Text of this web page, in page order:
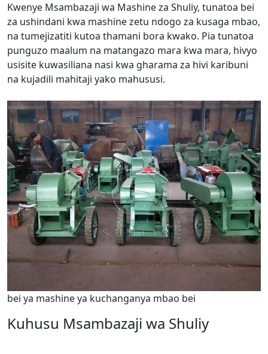
Kwenye Msambazaji wa Mashine za Shuliy, tunatoa bei
za ushindani kwa mashine zetu ndogo za kusaga mbao,
na tumejizatiti kutoa thamani bora kwako. Pia tunatoa
punguzo maalum na matangazo mara kwa mara, hivyo
usisite kuwasiliana nasi kwa gharama za hivi karibuni
na kujadili mahitaji yako mahususi.
bei ya mashine ya kuchanganya mbao bei
Kuhusu Msambazaji wa Shuliy